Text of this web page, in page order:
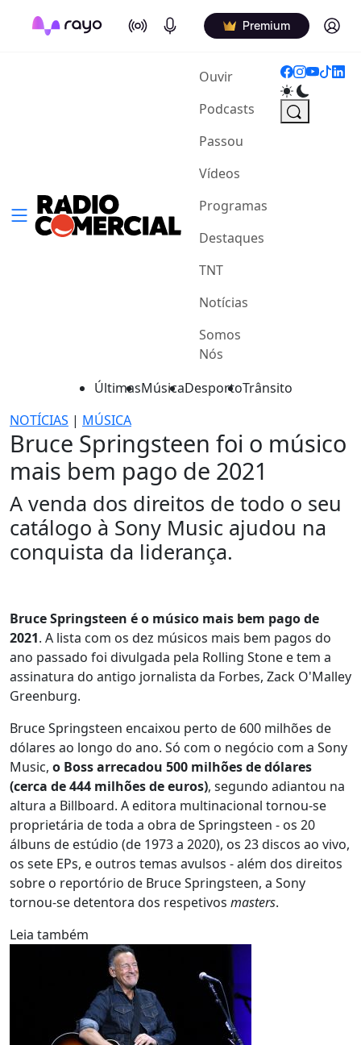
On Air Podcasts Premium Log in
Ouvir(current)
Podcasts
Passou
Vídeos
Programas
Destaques
TNT
Notícias
Somos
Nós
ÚltimasMúsicaDesportoTrânsito
NOTÍCIAS | MÚSICA
Bruce Springsteen foi o músico
mais bem pago de 2021
A venda dos direitos de todo o seu
catálogo à Sony Music ajudou na
conquista da liderança.
Bruce Springsteen é o músico mais bem pago de
2021. A lista com os dez músicos mais bem pagos do
ano passado foi divulgada pela Rolling Stone e tem a
assinatura do antigo jornalista da Forbes, Zack O'Malley
Greenburg.
Bruce Springsteen encaixou perto de 600 milhões de
dólares ao longo do ano. Só com o negócio com a Sony
Music, o Boss arrecadou 500 milhões de dólares
(cerca de 444 milhões de euros), segundo adiantou na
altura a Billboard. A editora multinacional tornou-se
proprietária de toda a obra de Springsteen - os 20
álbuns de estúdio (de 1973 a 2020), os 23 discos ao vivo,
os sete EPs, e outros temas avulsos - além dos direitos
sobre o reportório de Bruce Springsteen, a Sony
tornou-se detentora dos respetivos masters.
Leia também